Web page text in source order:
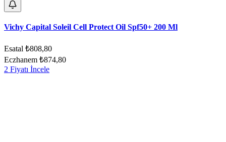
Vichy Capital Soleil Cell Protect Oil Spf50+ 200 Ml
Esatal ₺808,80
Eczhanem ₺874,80
2 Fiyatı İncele